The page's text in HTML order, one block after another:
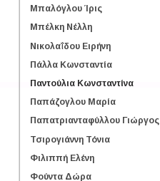
Μπαλόγλου Ίρις
Μπέλκη Νέλλη
Νικολαΐδου Ειρήνη
Πάλλα Κωνσταντία
Παντούλια Κωνσταντίνα
Παπάζογλου Μαρία
Παπατριανταφύλλου Γιώργος
Τσιρογιάννη Τόνια
Φιλιππή Ελένη
Φούντα Δώρα